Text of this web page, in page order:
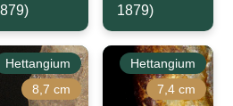
1879)
Hettangium
8,7 cm
Hettangium
7,4 cm